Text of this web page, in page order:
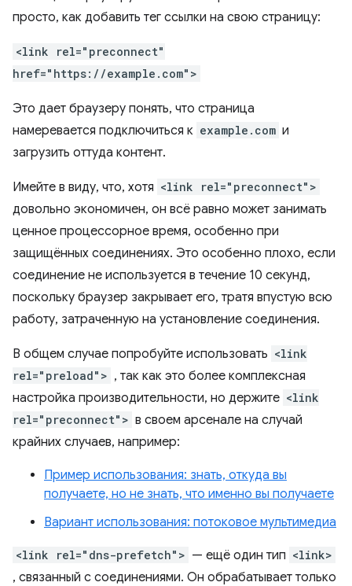
просто, как добавить тег ссылки на свою страницу:
<link rel="preconnect"
href="https://example.com">
Это дает браузеру понять, что страница
намеревается подключиться к example.com и
загрузить оттуда контент.
Имейте в виду, что, хотя <link rel="preconnect">
довольно экономичен, он всё равно может занимать
ценное процессорное время, особенно при
защищённых соединениях. Это особенно плохо, если
соединение не используется в течение 10 секунд,
поскольку браузер закрывает его, тратя впустую всю
работу, затраченную на установление соединения.
В общем случае попробуйте использовать <link
rel="preload"> , так как это более комплексная
настройка производительности, но держите <link
rel="preconnect"> в своем арсенале на случай
крайних случаев, например:
Пример использования: знать, откуда вы
получаете, но не знать, что именно вы получаете
Вариант использования: потоковое мультимедиа
<link rel="dns-prefetch"> — ещё один тип <link>
, связанный с соединениями. Он обрабатывает только